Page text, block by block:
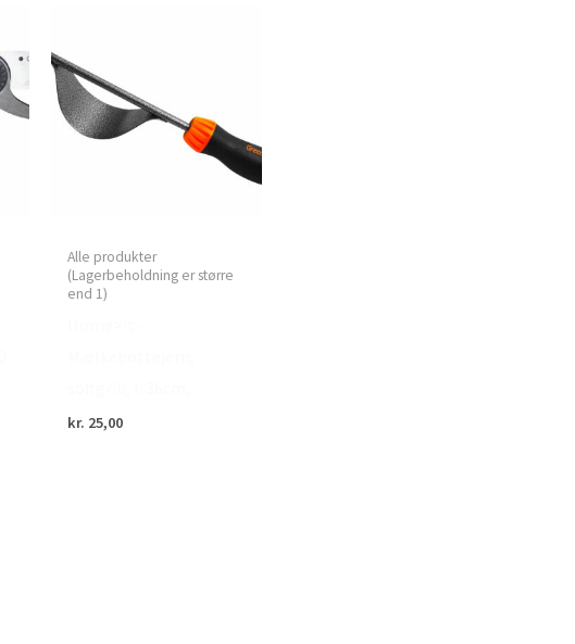
Alle produkter
(Lagerbeholdning er større
end 1)
kr. 25,00